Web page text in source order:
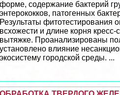
форме, содержание бактерий
энтерококков, патогенных
Результаты фитотестирования
всхожести и длине корня кресс-
вытяжке. Проанализированы
установлено влияние
экосистему городской среды. ...